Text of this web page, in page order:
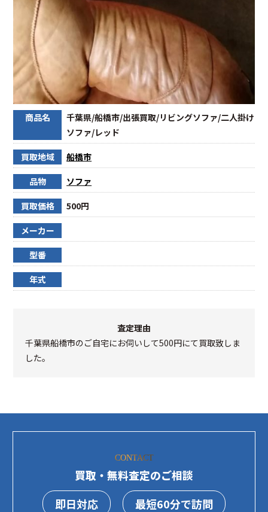
商品名
千葉県/船橋市/出張買取/リビングソファ/二人掛け
ソファ/レッド
買取地域 船橋市
品物 ソファ
買取価格 500円
メーカー
型番
年式
査定理由
千葉県船橋市のご自宅にお伺いして500円にて買取致しま
した。
CONTACT
買取・無料査定のご相談
即日対応
最短60分で訪問